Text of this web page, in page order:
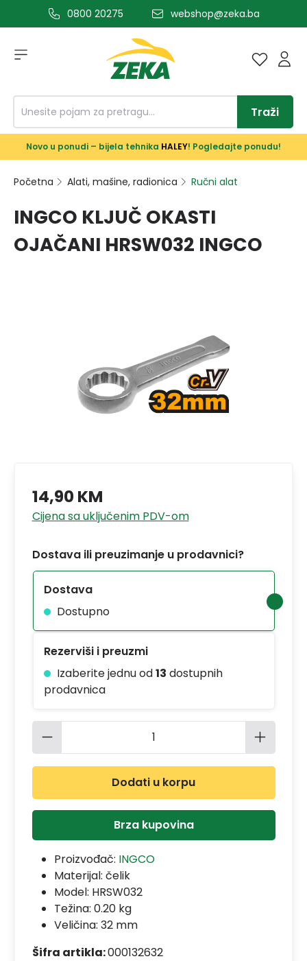
glavni sadržaj0800 20275 webshop@zeka.ba
Traži
Novo u ponudi – bijela tehnika HALEY! Pogledajte ponudu!
Početna Alati, mašine, radionica Ručni alat
INGCO KLJUČ OKASTI
OJAČANI HRSW032 INGCO
14,90 KM
Cijena sa uključenim PDV-om
Dostava ili preuzimanje u prodavnici?
Dostava
Dostupno
Rezerviši i preuzmi
Izaberite jednu od13 dostupnih
prodavnica
Količina proizvoda: Unesite
Dodati u korpu
Brza kupovina
Proizvođač: INGCO
Materijal: čelik
Model: HRSW032
Težina: 0.20 kg
Veličina: 32 mm
Šifra artikla:000132632